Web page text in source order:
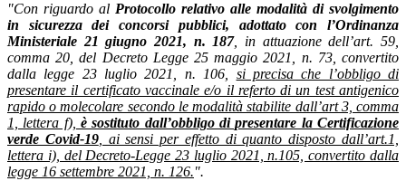
"Con riguardo al Protocollo relativo alle modalità di svolgimento
in sicurezza dei concorsi pubblici, adottato con l’Ordinanza
Ministeriale 21 giugno 2021, n. 187, in attuazione dell’art. 59,
comma 20, del Decreto Legge 25 maggio 2021, n. 73, convertito
dalla legge 23 luglio 2021, n. 106, si precisa che l’obbligo di
presentare il certificato vaccinale e/o il referto di un test antigenico
rapido o molecolare secondo le modalità stabilite dall’art 3, comma
1, lettera f), è sostituto dall’obbligo di presentare la Certificazione
verde Covid-19, ai sensi per effetto di quanto disposto dall’art.1,
lettera i), del Decreto-Legge 23 luglio 2021, n.105, convertito dalla
legge 16 settembre 2021, n. 126.".